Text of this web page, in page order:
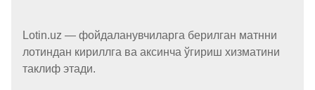
Lotin.uz — фойдаланувчиларга берилган матнни
лотиндан кириллга ва аксинча ўгириш хизматини
таклиф этади.